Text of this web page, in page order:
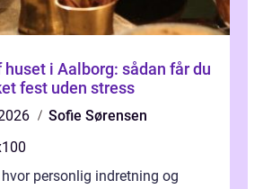
huset i Aalborg: sådan får du
fest uden stress
Sofie Sørensen
hvor personlig indretning og